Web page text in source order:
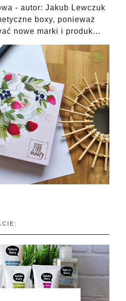
- autor: Jakub Lewczuk
boxy, ponieważ
nowe marki i produk…